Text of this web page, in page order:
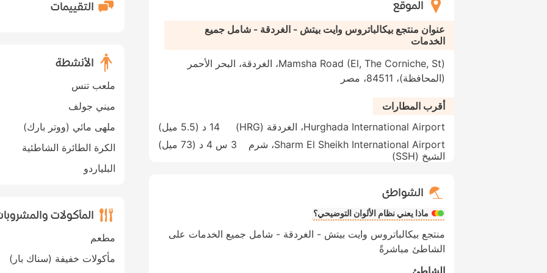
الموقع
عنوان منتجع بيكالباتروس وايت بيتش - الغردقة - شامل جميع
الخدمات
Mamsha Road (El, The Corniche, St)، الغردقة، البحر الأحمر
(المحافظة)، 84511، مصر
أقرب المطارات
Hurghada International Airport، الغردقة (HRG)
14 د ( 5.5 ميل
)
Sharm El Sheikh International Airport، شرم
الشيخ (SSH)
3 س 4 د ( 73 ميل )
الشواطئ
ماذا يعني نظام الألوان التوضيحي؟
منتجع بيكالباتروس وايت بيتش - الغردقة - شامل جميع الخدمات على
الشاطئ مباشرةً
الشاطئ
التقييمات
الأنشطة
ملعب تنس
ميني جولف
ملهى مائي (ووتر بارك)
الكرة الطائرة الشاطئية
البلياردو
المأكولات
مطعم
مأكولات خفيفة (سناك بار)